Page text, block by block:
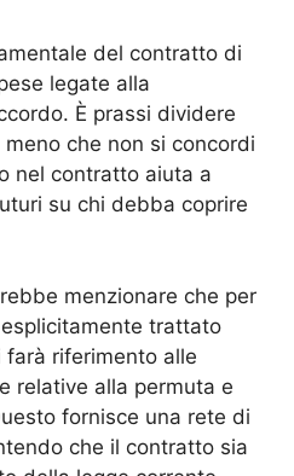
del contratto di
legate alla
È prassi dividere
che non si concordi
nel contratto aiuta a
su chi debba coprire
menzionare che per
trattato
farà riferimento alle
relative alla permuta e
fornisce una rete di
che il contratto sia